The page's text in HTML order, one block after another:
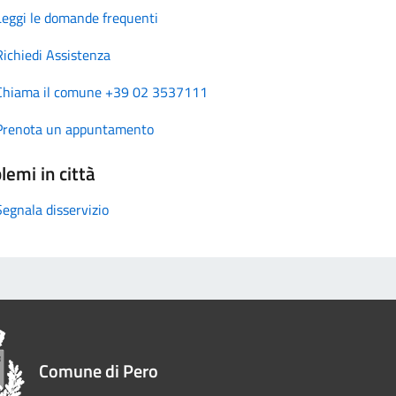
le domande frequenti
Assistenza
il comune +39 02 3537111
un appuntamento
in città
disservizio
Comune di Pero